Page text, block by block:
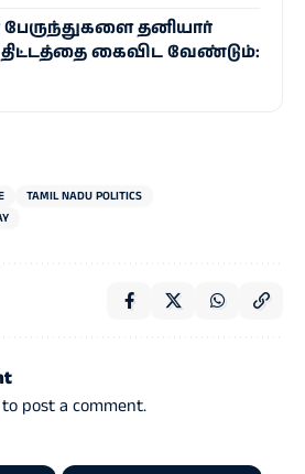
பேருந்துகளை தனியார்
கைவிட வேண்டும்:
TAMIL NADU POLITICS
to post a comment.